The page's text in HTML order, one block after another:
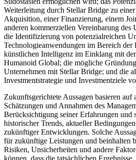
Weiterleitung durch Stellar Bridge zu
Akquisition, einer Finanzierung, einem
anderen kommerziellen Vereinbarung des
die Identifizierung von potenzialreichen
Technologieanwendungen im Bereich
künstlichen Intelligenz im Einklang mit
Humanoid Global; die mögliche
Unternehmen mit Stellar Bridge; und die
Investmentstrategie und Investmentziele
Zukunftsgerichtete Aussagen basieren
Schätzungen und Annahmen des
Berücksichtigung seiner Erfahrungen und
historischer Trends, aktueller
zukünftiger Entwicklungen. Solche
für zukünftige Leistungen und beinhalten
Risiken, Unsicherheiten und andere
können, dass die tatsächlichen